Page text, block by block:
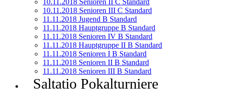
10.11.2018 Senioren II C Standard
10.11.2018 Senioren III C Standard
11.11.2018 Jugend B Standard
11.11.2018 Hauptgruppe B Standard
11.11.2018 Senioren IV B Standard
11.11.2018 Hauptgruppe II B Standard
11.11.2018 Senioren I B Standard
11.11.2018 Senioren II B Standard
11.11.2018 Senioren III B Standard
Saltatio Pokalturniere